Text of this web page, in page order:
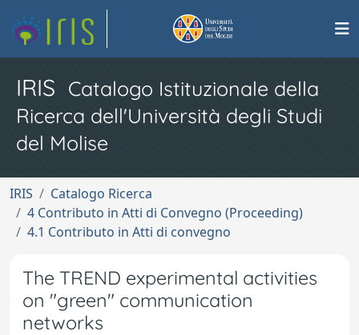
IRIS Catalogo Istituzionale della
Ricerca dell'Università degli Studi
del Molise
IRIS
Catalogo Ricerca
4 Contributo in Atti di Convegno (Proceeding)
4.1 Contributo in Atti di convegno
The TREND experimental activities
on "green" communication
networks